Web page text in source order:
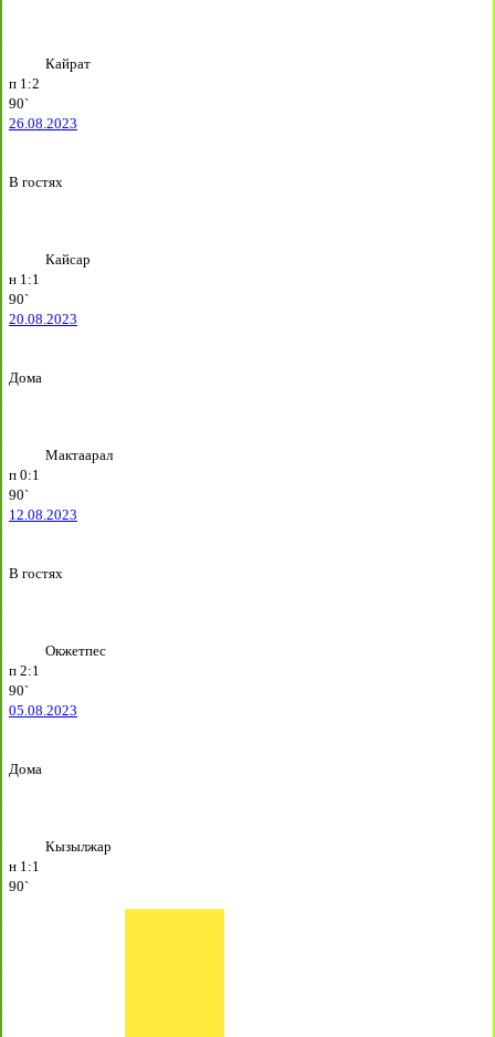
Кайрат
п 1:2
90`
26.08.2023
В гостях
Кайсар
н 1:1
90`
20.08.2023
Дома
Мактаарал
п 0:1
90`
12.08.2023
В гостях
Окжетпес
п 2:1
90`
05.08.2023
Дома
Кызылжар
н 1:1
90`